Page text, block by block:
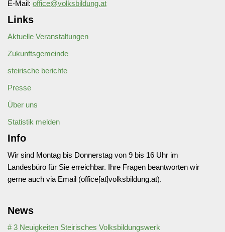
E-Mail: office@volksbildung.at
Links
Aktuelle Veranstaltungen
Zukunftsgemeinde
steirische berichte
Presse
Über uns
Statistik melden
Info
Wir sind Montag bis Donnerstag von 9 bis 16 Uhr im
Landesbüro für Sie erreichbar. Ihre Fragen beantworten wir
gerne auch via Email (office[at]volksbildung.at).
News
# 3 Neuigkeiten Steirisches Volksbildungswerk